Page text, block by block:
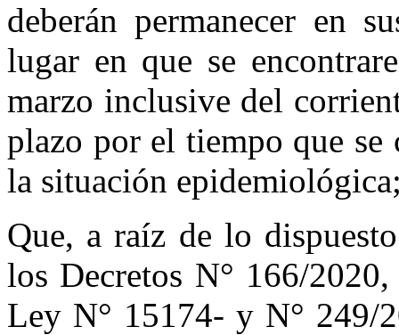
deberán permanecer en
lugar en que se
marzo inclusive del
plazo por el tiempo que se
la situación
Que, a raíz de lo
los Decretos N° 166/
Ley N° 15174- y N° 249/